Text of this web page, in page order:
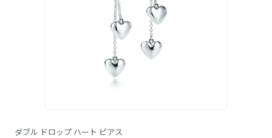
ダブル ドロップ ハート ピアス